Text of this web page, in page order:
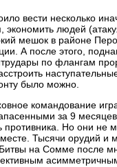
вести несколько
людей
мешок в районе
А после этого,
по флангам
было можно.
командование
за 9
Но они не
Тысячи орудий
на Сомме после